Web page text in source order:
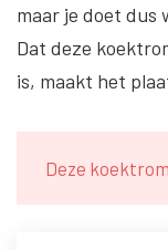
maar je doet dus
Dat deze
is, maakt het
Deze